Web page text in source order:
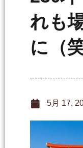
れも
に（笑
5月 17,